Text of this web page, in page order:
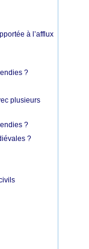
à l’afflux
?
plusieurs
?
?